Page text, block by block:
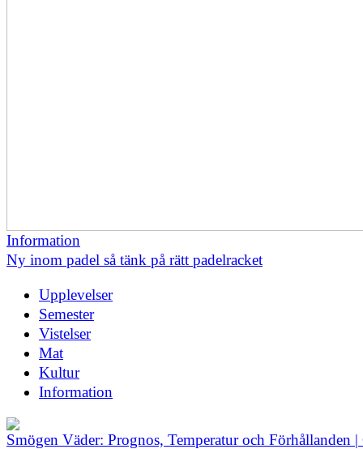
Information
Ny inom padel så tänk på rätt padelracket
Upplevelser
Semester
Vistelser
Mat
Kultur
Information
Smögen Väder: Prognos, Temperatur och Förhållanden |